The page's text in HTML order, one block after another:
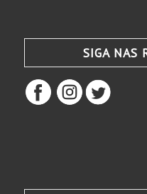
SIGA NAS